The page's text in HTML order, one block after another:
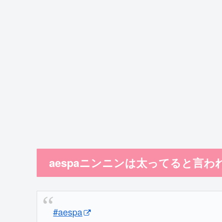
aespaニンニンは太ってると言わ
#aespa